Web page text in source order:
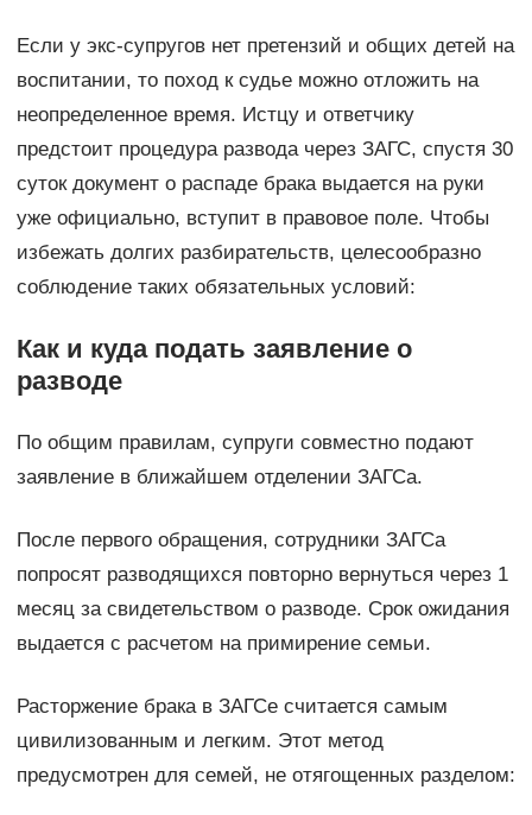
Если у экс-супругов нет претензий и общих детей на
воспитании, то поход к судье можно отложить на
неопределенное время. Истцу и ответчику
предстоит процедура развода через ЗАГС, спустя 30
суток документ о распаде брака выдается на руки
уже официально, вступит в правовое поле. Чтобы
избежать долгих разбирательств, целесообразно
соблюдение таких обязательных условий:
Как и куда подать заявление о
разводе
По общим правилам, супруги совместно подают
заявление в ближайшем отделении ЗАГСа.
После первого обращения, сотрудники ЗАГСа
попросят разводящихся повторно вернуться через 1
месяц за свидетельством о разводе. Срок ожидания
выдается с расчетом на примирение семьи.
Расторжение брака в ЗАГСе считается самым
цивилизованным и легким. Этот метод
предусмотрен для семей, не отягощенных разделом: